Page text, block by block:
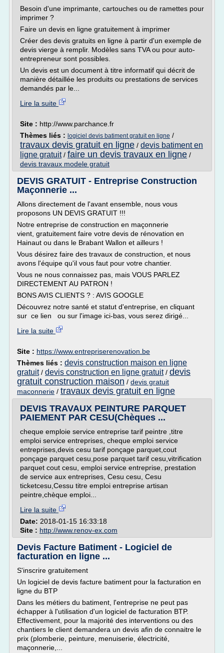
Besoin d'une imprimante, cartouches ou de ramettes pour
imprimer ?
Faire un devis en ligne gratuitement à imprimer
Créer des devis gratuits en ligne à partir d'un exemple de
devis vierge à remplir. Modèles sans TVA ou pour auto-
entrepreneur sont possibles.
Un devis est un document à titre informatif qui décrit de
manière détaillée les produits ou prestations de services
demandés par le...
Lire la suite
Site : http://www.parchance.fr
Thèmes liés : logiciel devis batiment gratuit en ligne /
travaux devis gratuit en ligne / devis batiment en
ligne gratuit/ faire un devis travaux en ligne /
devis travaux modele gratuit
DEVIS GRATUIT - Entreprise Construction
Maçonnerie ...
Allons directement de l'avant ensemble, nous vous
proposons UN DEVIS GRATUIT !!!
Notre entreprise de construction en maçonnerie
vient, gratuitement faire votre devis de rénovation en
Hainaut ou dans le Brabant Wallon et ailleurs !
Vous désirez faire des travaux de construction, et nous
avons l'équipe qu'il vous faut pour votre chantier.
Vous ne nous connaissez pas, mais VOUS PARLEZ
DIRECTEMENT AU PATRON !
BONS AVIS CLIENTS ? : AVIS GOOGLE
Découvrez notre santé et statut d'entreprise, en cliquant
sur ce lien ou sur l'image ici-bas, vous serez dirigé...
Lire la suite
Site : https://www.entrepriserenovation.be
Thèmes liés : devis construction maison en ligne
gratuit/ devis construction en ligne gratuit/ devis
gratuit construction maison / devis gratuit
maconnerie / travaux devis gratuit en ligne
DEVIS TRAVAUX PEINTURE PARQUET
PAIEMENT PAR CESU(Chèques ...
cheque emploie service entreprise tarif peintre ,titre
emploi service entreprises, cheque emploi service
entreprises,devis cesu tarif ponçage parquet,cout
ponçage parquet cesu,pose parquet tarif cesu,vitrification
parquet cout cesu, emploi service entreprise, prestation
de service aux entreprises, Cesu cesu, Cesu
ticketcesu,Cessu titre emploi entreprise artisan
peintre,chèque emploi...
Lire la suite
Date: 2018-01-15 16:33:18
Site : http://www.renov-ex.com
Devis Facture Batiment - Logiciel de
facturation en ligne ...
S'inscrire gratuitement
Un logiciel de devis facture batiment pour la facturation en
ligne du BTP
Dans les métiers du batiment, l'entreprise ne peut pas
échapper à l'utilisation d'un logiciel de facturation BTP.
Effectivement, pour la majorité des interventions ou des
chantiers le client demandera un devis afin de connaitre le
prix (plomberie, peinture, menuiserie, électricité,
maçonnerie,...